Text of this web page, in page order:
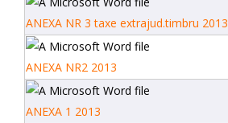
ANEXA NR 3 taxe extrajud.timbru 2013
ANEXA NR2 2013
ANEXA 1 2013